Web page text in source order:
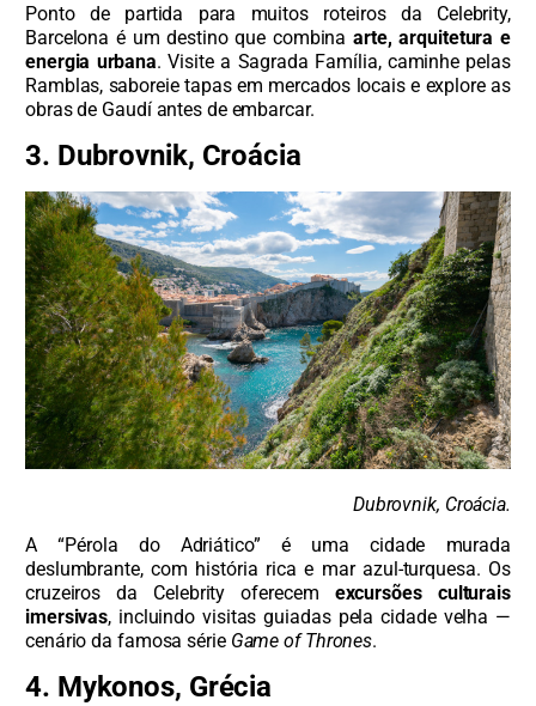
Ponto de partida para muitos roteiros da Celebrity,
Barcelona é um destino que combinaarte, arquitetura e
energia urbana. Visite a Sagrada Família, caminhe pelas
Ramblas, saboreie tapas em mercados locais e explore as
obras de Gaudí antes de embarcar.
3. Dubrovnik, Croácia
Dubrovnik, Croácia.
A “Pérola do Adriático” é uma cidade murada
deslumbrante, com história rica e mar azul-turquesa. Os
cruzeiros da Celebrity oferecem excursões culturais
imersivas, incluindo visitas guiadas pela cidade velha —
cenário da famosa série Game of Thrones.
4. Mykonos, Grécia